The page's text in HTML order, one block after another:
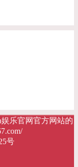
娱乐官网官方网站的
号